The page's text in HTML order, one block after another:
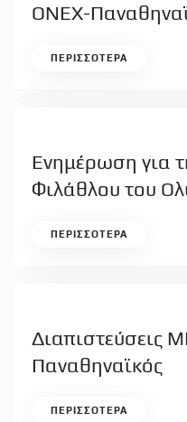
ΟΝΕΧ-
ΠΕΡΙΣΣΟΤΕΡΑ
Ενημέρωση για
Φιλάθλου του
ΠΕΡΙΣΣΟΤΕΡΑ
Διαπιστεύσεις
Παναθηναϊκός
ΠΕΡΙΣΣΟΤΕΡΑ